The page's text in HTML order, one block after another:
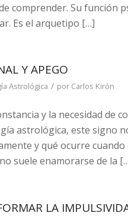
comprender. Su función
Es el arquetipo […]
Y APEGO
Astrológica / por Carlos Kirón
y la necesidad de
astrológica, este signo
y qué ocurre
suele enamorarse de la
LA